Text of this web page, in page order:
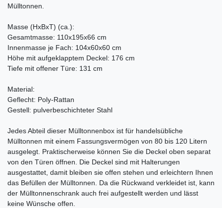
Mülltonnen.
Masse (HxBxT) (ca.):
Gesamtmasse: 110x195x66 cm
Innenmasse je Fach: 104x60x60 cm
Höhe mit aufgeklapptem Deckel: 176 cm
Tiefe mit offener Türe: 131 cm
Material:
Geflecht: Poly-Rattan
Gestell: pulverbeschichteter Stahl
Jedes Abteil dieser Mülltonnenbox ist für handelsübliche
Mülltonnen mit einem Fassungsvermögen von 80 bis 120 Litern
ausgelegt. Praktischerweise können Sie die Deckel oben separat
von den Türen öffnen. Die Deckel sind mit Halterungen
ausgestattet, damit bleiben sie offen stehen und erleichtern Ihnen
das Befüllen der Mülltonnen. Da die Rückwand verkleidet ist, kann
der Mülltonnenschrank auch frei aufgestellt werden und lässt
keine Wünsche offen.